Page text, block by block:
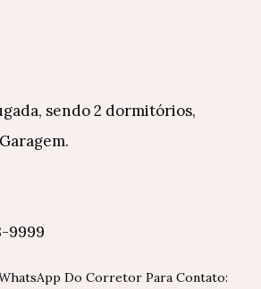
sendo 2 dormitórios,
9999
Do Corretor Para Contato: